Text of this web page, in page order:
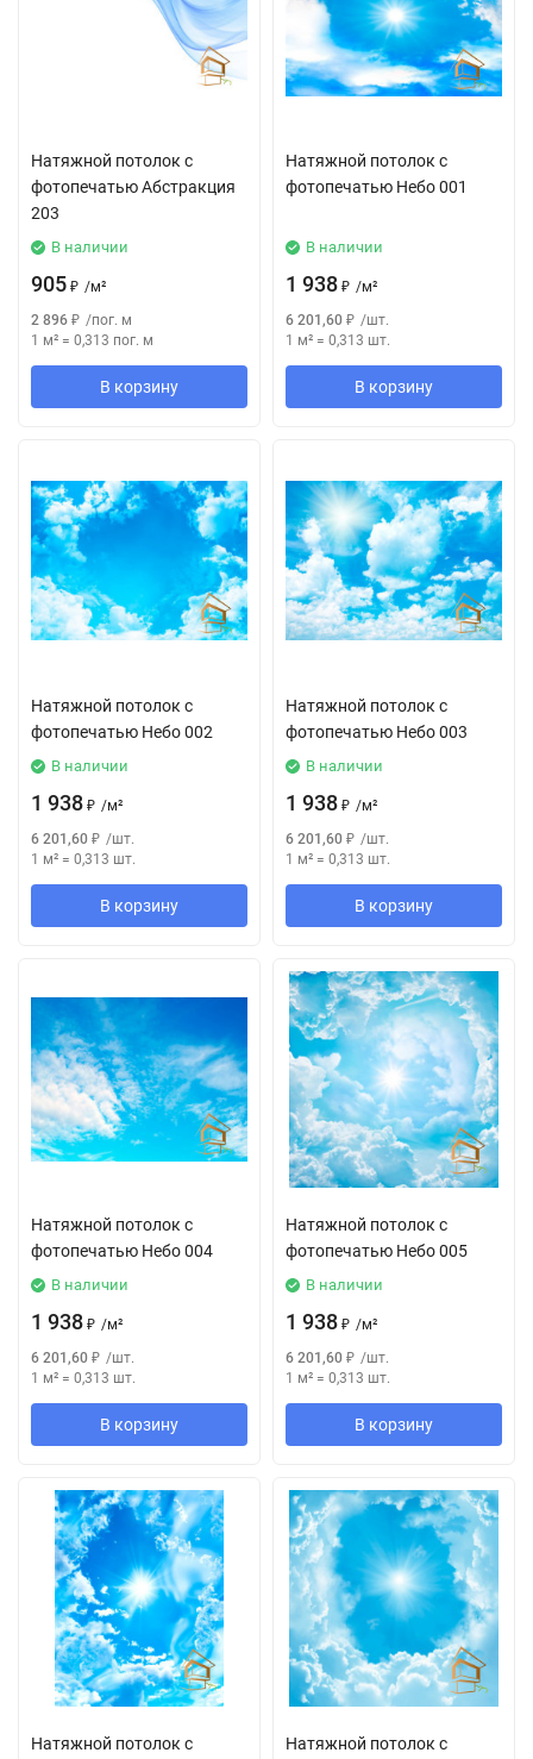
Натяжной потолок с
фотопечатью Абстракция
203
В наличии
905 ₽ /м²
2 896 ₽ /пог. м
1 м² = 0,313 пог. м
В корзину
Натяжной потолок с
фотопечатью Небо 001
В наличии
1 938 ₽ /м²
6 201,60 ₽ /шт.
1 м² = 0,313 шт.
В корзину
Натяжной потолок с
фотопечатью Небо 002
В наличии
1 938 ₽ /м²
6 201,60 ₽ /шт.
1 м² = 0,313 шт.
В корзину
Натяжной потолок с
фотопечатью Небо 003
В наличии
1 938 ₽ /м²
6 201,60 ₽ /шт.
1 м² = 0,313 шт.
В корзину
Натяжной потолок с
фотопечатью Небо 004
В наличии
1 938 ₽ /м²
6 201,60 ₽ /шт.
1 м² = 0,313 шт.
В корзину
Натяжной потолок с
фотопечатью Небо 005
В наличии
1 938 ₽ /м²
6 201,60 ₽ /шт.
1 м² = 0,313 шт.
В корзину
Натяжной потолок с
Натяжной потолок с